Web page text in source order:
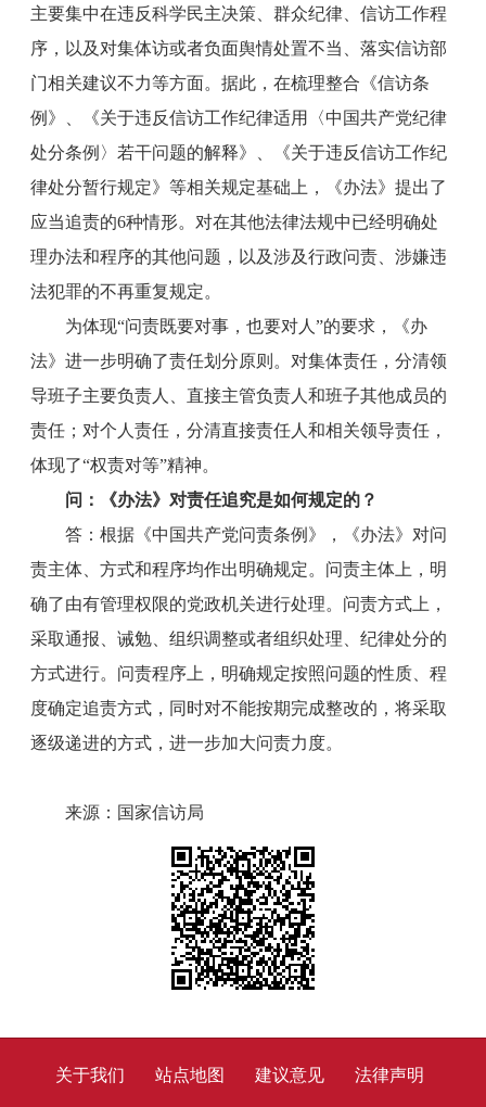
主要集中在违反科学民主决策、群众纪律、信访工作程
序，以及对集体访或者负面舆情处置不当、落实信访部
门相关建议不力等方面。据此，在梳理整合《信访条
例》、《关于违反信访工作纪律适用〈中国共产党纪律
处分条例〉若干问题的解释》、《关于违反信访工作纪
律处分暂行规定》等相关规定基础上，《办法》提出了
应当追责的6种情形。对在其他法律法规中已经明确处
理办法和程序的其他问题，以及涉及行政问责、涉嫌违
法犯罪的不再重复规定。
为体现“问责既要对事，也要对人”的要求，《办
法》进一步明确了责任划分原则。对集体责任，分清领
导班子主要负责人、直接主管负责人和班子其他成员的
责任；对个人责任，分清直接责任人和相关领导责任，
体现了“权责对等”精神。
问：《办法》对责任追究是如何规定的？
答：根据《中国共产党问责条例》，《办法》对问
责主体、方式和程序均作出明确规定。问责主体上，明
确了由有管理权限的党政机关进行处理。问责方式上，
采取通报、诫勉、组织调整或者组织处理、纪律处分的
方式进行。问责程序上，明确规定按照问题的性质、程
度确定追责方式，同时对不能按期完成整改的，将采取
逐级递进的方式，进一步加大问责力度。
来源：国家信访局
关于我们 站点地图 建议意见 法律声明